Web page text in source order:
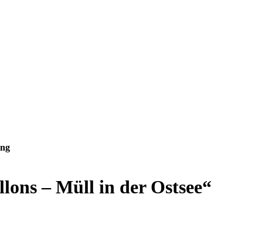
– Müll in der Ostsee“